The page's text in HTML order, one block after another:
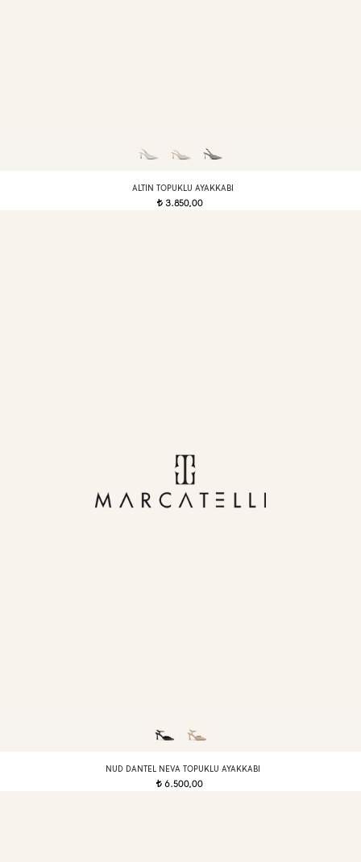
ALTIN TOPUKLU AYAKKABI
t3.850,00
NUD DANTEL NEVA TOPUKLU AYAKKABI
t 6.500,00